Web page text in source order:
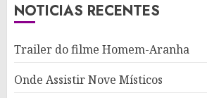
NOTICIAS RECENTES
Trailer do filme Homem-Aranha
Onde Assistir Nove Místicos